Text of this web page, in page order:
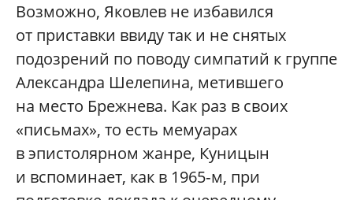
Возможно, Яковлев не избавился
от приставки ввиду так и не снятых
подозрений по поводу симпатий к группе
Александра Шелепина, метившего
на место Брежнева. Как раз в своих
«письмах», то есть мемуарах
в эпистолярном жанре, Куницын
и вспоминает, как в 1965‑м, при